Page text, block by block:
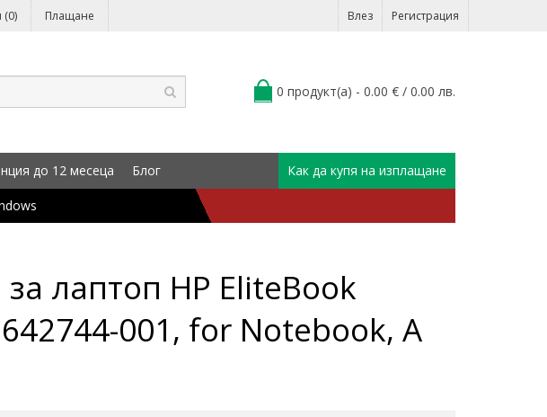
(0) Плащане Влез Регистрация
0 продукт(а) - 0.00 € / 0.00 лв.
до 12 месеца Блог Как да купя на изплащане
лаптоп HP EliteBook
001, for Notebook, А